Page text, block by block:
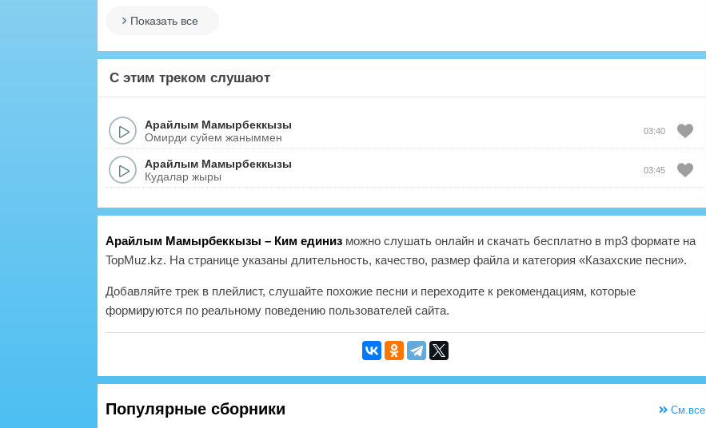
Показать все
С этим треком слушают
Арайлым Мамырбеккызы
Омирди суйем жаныммен
03:40
Арайлым Мамырбеккызы
Кудалар жыры
03:45
Арайлым Мамырбеккызы – Ким единиз можно слушать онлайн и скачать бесплатно в mp3 формате на
TopMuz.kz. На странице указаны длительность, качество, размер файла и категория «Казахские песни».
Добавляйте трек в плейлист, слушайте похожие песни и переходите к рекомендациям, которые
формируются по реальному поведению пользователей сайта.
Популярные сборники См.все